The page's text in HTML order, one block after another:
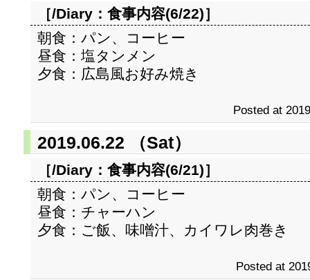
［/Diary： 食事内容(6/22)］
朝食：パン、コーヒー
昼食：塩タンメン
夕食：広島風お好み焼き
Posted at
2019.06.22 （Sat）
［/Diary： 食事内容(6/21)］
朝食：パン、コーヒー
昼食：チャーハン
夕食：ご飯、味噌汁、カイワレ肉巻き
Posted at